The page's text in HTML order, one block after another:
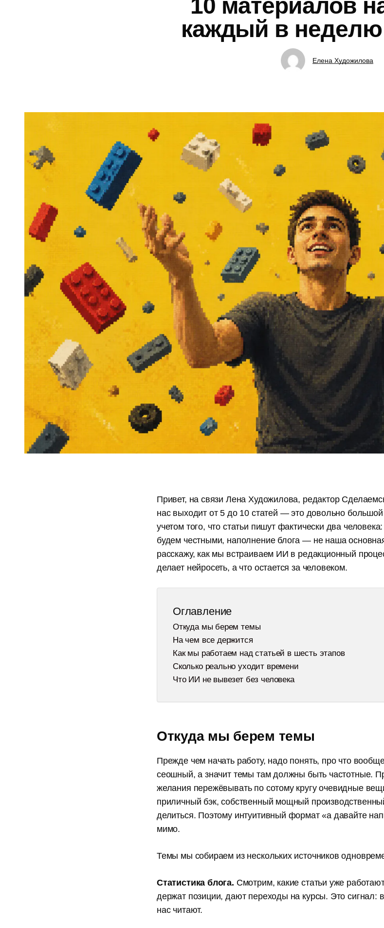
10 материалов
каждый в
Елена Художилова
Привет, на связи Лена Художилова, редактор
нас выходит от 5 до 10 статей — это довольно
учетом того, что статьи пишут фактически два
будем честными, наполнение блога — не наша
расскажу, как мы встраиваем ИИ в редакционный
делает нейросеть, а что остается за человеком.
Оглавление
Откуда мы берем темы
На чем все держится
Как мы работаем над статьей в шесть этапов
Сколько реально уходит времени
Что ИИ не вывезет без человека
Откуда мы берем темы
Прежде чем начать работу, надо понять, про что
сеошный, а значит темы там должны быть частотные.
желания пережёвывать по сотому кругу очевидные
приличный бэк, собственный мощный
делиться. Поэтому интуитивный формат «а давайте
мимо.
Темы мы собираем из нескольких источников
Статистика блога. Смотрим, какие статьи уже
держат позиции, дают переходы на курсы. Это сигнал:
нас читают.
Канал для копирайтеров
и редакторов
Истории из практики, советы и лайфхаки,
контент-агентства